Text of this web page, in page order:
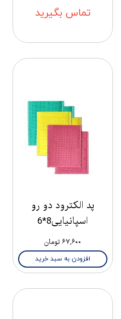
تماس بگیرید
پد الکترود دو رو
اسپانیایی8*6
۶۷,۶۰۰ تومان
افزودن به سبد خرید